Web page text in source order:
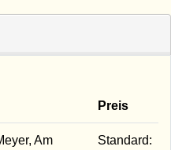
Preis
Am
Standard: